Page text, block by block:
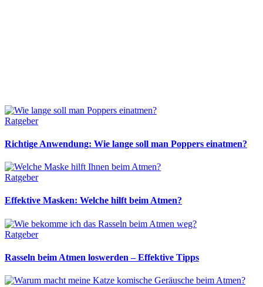
Ratgeber
Richtige Anwendung: Wie lange soll man Poppers einatmen?
Ratgeber
Effektive Masken: Welche hilft beim Atmen?
Ratgeber
Rasseln beim Atmen loswerden – Effektive Tipps